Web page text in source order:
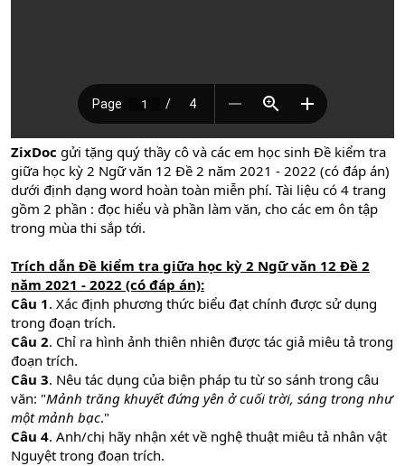
ZixDoc gửi tặng quý thầy cô và các em học sinh Đề kiểm tra
giữa học kỳ 2 Ngữ văn 12 Đề 2 năm 2021 - 2022 (có đáp án)
dưới định dạng word hoàn toàn miễn phí. Tài liệu có 4 trang
gồm 2 phần : đọc hiểu và phần làm văn, cho các em ôn tập
trong mùa thi sắp tới.
Trích dẫn Đề kiểm tra giữa học kỳ 2 Ngữ văn 12 Đề 2
năm 2021 - 2022 (có đáp án):
Câu 1. Xác định phương thức biểu đạt chính được sử dụng
trong đoạn trích.
Câu 2. Chỉ ra hình ảnh thiên nhiên được tác giả miêu tả trong
đoạn trích.
Câu 3. Nêu tác dụng của biện pháp tu từ so sánh trong câu
văn: "Mảnh trăng khuyết đứng yên ở cuối trời, sáng trong như
một mảnh bạc."
Câu 4. Anh/chị hãy nhận xét về nghệ thuật miêu tả nhân vật
Nguyệt trong đoạn trích.